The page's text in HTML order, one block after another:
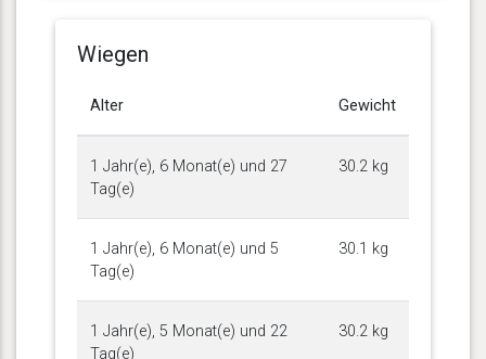
Wiegen
Alter Gewicht
1 Jahr(e), 6 Monat(e) und 27
Tag(e)
30.2 kg
1 Jahr(e), 6 Monat(e) und 5
Tag(e)
30.1 kg
1 Jahr(e), 5 Monat(e) und 22
Tag(e)
30.2 kg